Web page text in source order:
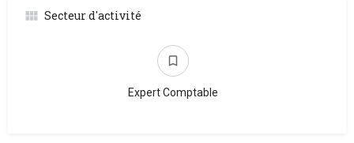
Secteur d'activité
Expert Comptable